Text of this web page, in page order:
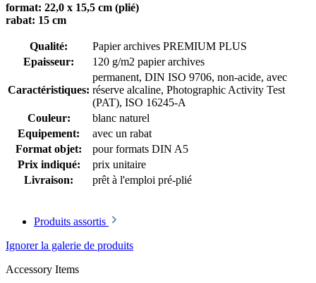
format: 22,0 x 15,5 cm (plié)
rabat: 15 cm
Qualité:
Papier archives PREMIUM PLUS
Epaisseur:
120 g/m2 papier archives
Caractéristiques:
permanent, DIN ISO 9706, non-acide, avec
réserve alcaline, Photographic Activity Test
(PAT), ISO 16245-A
Couleur:
blanc naturel
Equipement:
avec un rabat
Format objet:
pour formats DIN A5
Prix indiqué:
prix unitaire
Livraison:
prêt à l'emploi pré-plié
Produits assortis
Ignorer la galerie de produits
Accessory Items